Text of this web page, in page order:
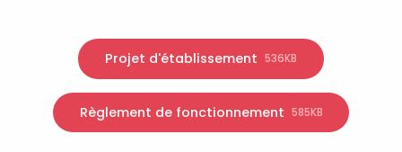
Projet d'établissement 536KB
Règlement de fonctionnement 585KB